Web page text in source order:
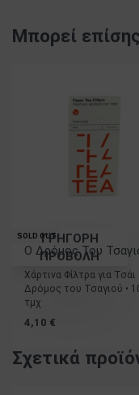
Μπορεί
SOLD OUTΓΡΗΓΟΡΗ
ΠΡΟΒΟΛΗ
Ο Δρόμος Του
Χάρτινα Φίλτρα για Τσάι
Δρόμος του Τσαγιού •
τμχ
4,10 €
Σχετικά